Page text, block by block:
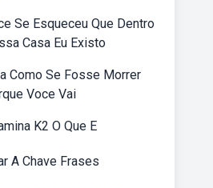
Se Esqueceu Que Dentro
Casa Eu Existo
Como Se Fosse Morrer
Voce Vai
K2 O Que E
A Chave Frases